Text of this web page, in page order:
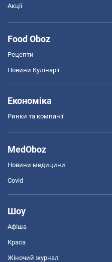
Акції
Food Oboz
Рецепти
Новини Кулінарії
Економіка
Ринки та компанії
MedOboz
Новини медицини
Covid
Шоу
Афіша
Краса
Жіночий журнал